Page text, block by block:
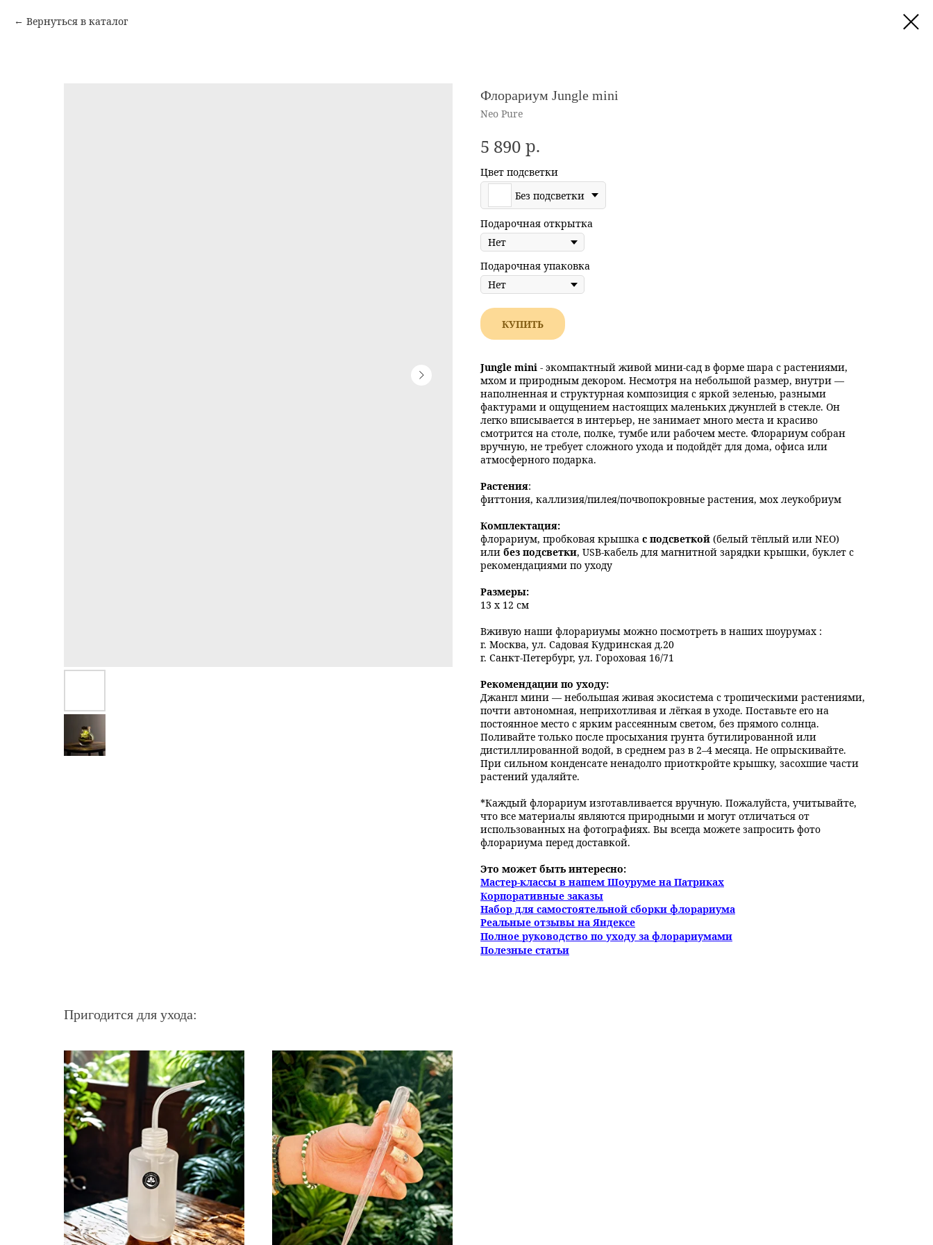
Вернуться в каталог
Флорариум Jungle mini
Neo Pure
5 890 р.
Цвет подсветки
Без подсветки
Подарочная открытка
Подарочная упаковка
КУПИТЬ
Jungle mini - экомпактный живой мини-сад в форме шара с растениями,
мхом и природным декором. Несмотря на небольшой размер, внутри —
наполненная и структурная композиция с яркой зеленью, разными
фактурами и ощущением настоящих маленьких джунглей в стекле. Он
легко вписывается в интерьер, не занимает много места и красиво
смотрится на столе, полке, тумбе или рабочем месте. Флорариум собран
вручную, не требует сложного ухода и подойдёт для дома, офиса или
атмосферного подарка.
Растения:
фиттония, каллизия/пилея/почвопокровные растения, мох леукобриум
Комплектация:
флорариум, пробковая крышка с подсветкой (белый тёплый или NEO)
или без подсветки, USB-кабель для магнитной зарядки крышки, буклет с
рекомендациями по уходу
Размеры:
13 х 12 см
Вживую наши флорариумы можно посмотреть в наших шоурумах :
г. Москва, ул. Садовая Кудринская д.20
г. Санкт-Петербург, ул. Гороховая 16/71
Рекомендации по уходу:
Джангл мини — небольшая живая экосистема с тропическими растениями,
почти автономная, неприхотливая и лёгкая в уходе. Поставьте его на
постоянное место с ярким рассеянным светом, без прямого солнца.
Поливайте только после просыхания грунта бутилированной или
дистиллированной водой, в среднем раз в 2–4 месяца. Не опрыскивайте.
При сильном конденсате ненадолго приоткройте крышку, засохшие части
растений удаляйте.
*Каждый флорариум изготавливается вручную. Пожалуйста, учитывайте,
что все материалы являются природными и могут отличаться от
использованных на фотографиях. Вы всегда можете запросить фото
флорариума перед доставкой.
Это может быть интересно:
Мастер-классы в нашем Шоуруме на Патриках
Корпоративные заказы
Набор для самостоятельной сборки флорариума
Реальные отзывы на Яндексе
Полное руководство по уходу за флорариумами
Полезные статьи
Пригодится для ухода: